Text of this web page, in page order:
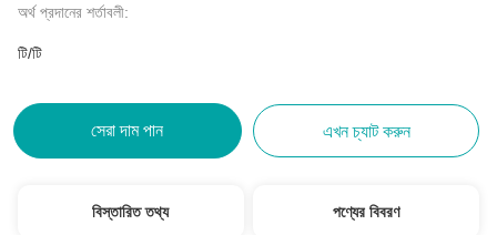
অর্থ প্রদানের শর্তাবলী:
টি/টি
সেরা দাম পান এখন চ্যাট করুন
বিস্তারিত তথ্য পণ্যের বিবরণ